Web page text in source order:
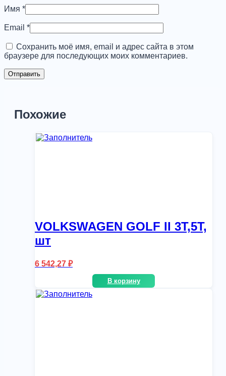
Имя *
Email *
Сохранить моё имя, email и адрес сайта в этом
браузере для последующих моих комментариев.
Похожие
VOLKSWAGEN GOLF II 3T,5T,
шт
6 542,27 ₽
В корзину